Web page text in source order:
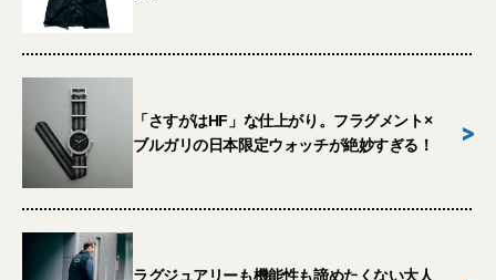
「さすがはHF」な仕上がり。フラグメント×
ブルガリの日本限定ウォッチが絶妙すぎる！
>
ラグジュアリーも機能性も諦めたくない大人